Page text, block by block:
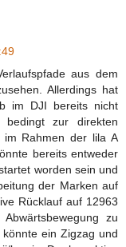
aus dem
Allerdings hat
im DJI bereits nicht
zur direkten
im Rahmen der lila A
bereits entweder
worden sein und
der Marken auf
Rücklauf auf 12963
zu
ein Zigzag und